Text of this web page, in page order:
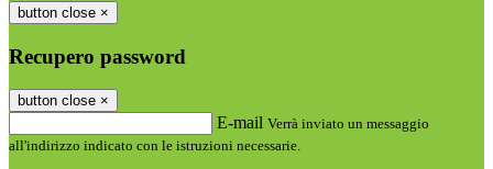
button close ×
Recupero password
button close ×
E-mail Verrà inviato un messaggio
all'indirizzo indicato con le istruzioni necessarie.